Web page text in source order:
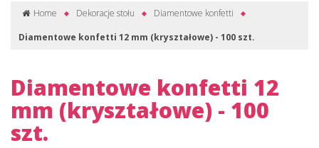
Home Dekoracje stołu
Diamentowe konfetti
Diamentowe konfetti 12 mm (kryształowe) - 100 szt.
Diamentowe konfetti 12
mm (kryształowe) - 100
szt.